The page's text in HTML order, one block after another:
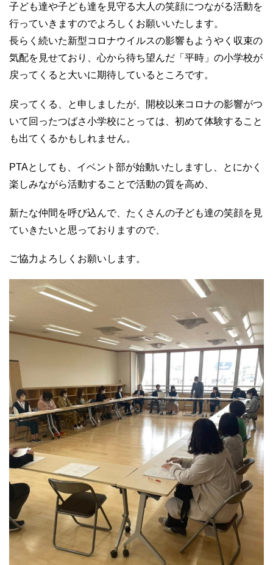
子ども達や子ども達を見守る大人の笑顔につながる活動を
行っていきますのでよろしくお願いいたします。
長らく続いた新型コロナウイルスの影響もようやく収束の
気配を見せており、心から待ち望んだ「平時」の小学校が
戻ってくると大いに期待しているところです。
戻ってくる、と申しましたが、開校以来コロナの影響がつ
いて回ったつばさ小学校にとっては、初めて体験すること
も出てくるかもしれません。
PTAとしても、イベント部が始動いたしますし、とにかく
楽しみながら活動することで活動の質を高め、
新たな仲間を呼び込んで、たくさんの子ども達の笑顔を見
ていきたいと思っておりますので、
ご協力よろしくお願いします。